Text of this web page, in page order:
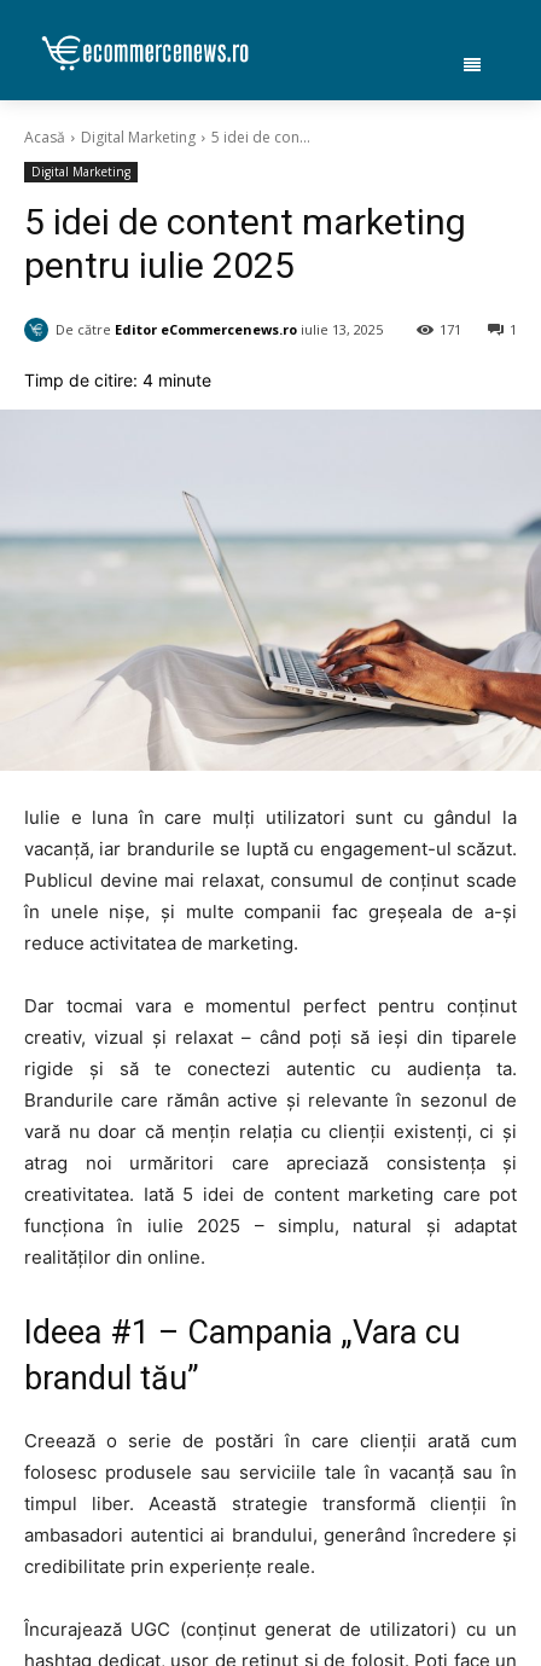
Acasă Digital Marketing 5 idei de con...
Digital Marketing
5 idei de content marketing
pentru iulie 2025
De către Editor eCommercenews.ro iulie 13, 2025 1
171
Timp de citire: 4 minute
Iulie e luna în care mulți utilizatori sunt cu gândul la
vacanță, iar brandurile se luptă cu engagement-ul scăzut.
Publicul devine mai relaxat, consumul de conținut scade
în unele nișe, și multe companii fac greșeala de a-și
reduce activitatea de marketing.
Dar tocmai vara e momentul perfect pentru conținut
creativ, vizual și relaxat – când poți să ieși din tiparele
rigide și să te conectezi autentic cu audiența ta.
Brandurile care rămân active și relevante în sezonul de
vară nu doar că mențin relația cu clienții existenți, ci și
atrag noi urmăritori care apreciază consistența și
creativitatea. Iată 5 idei de content marketing care pot
funcționa în iulie 2025 – simplu, natural și adaptat
realităților din online.
Ideea #1 – Campania „Vara cu
brandul tău”
Creează o serie de postări în care clienții arată cum
folosesc produsele sau serviciile tale în vacanță sau în
timpul liber. Această strategie transformă clienții în
ambasadori autentici ai brandului, generând încredere și
credibilitate prin experiențe reale.
Încurajează UGC (conținut generat de utilizatori) cu un
hashtag dedicat, ușor de reținut și de folosit. Poți face un